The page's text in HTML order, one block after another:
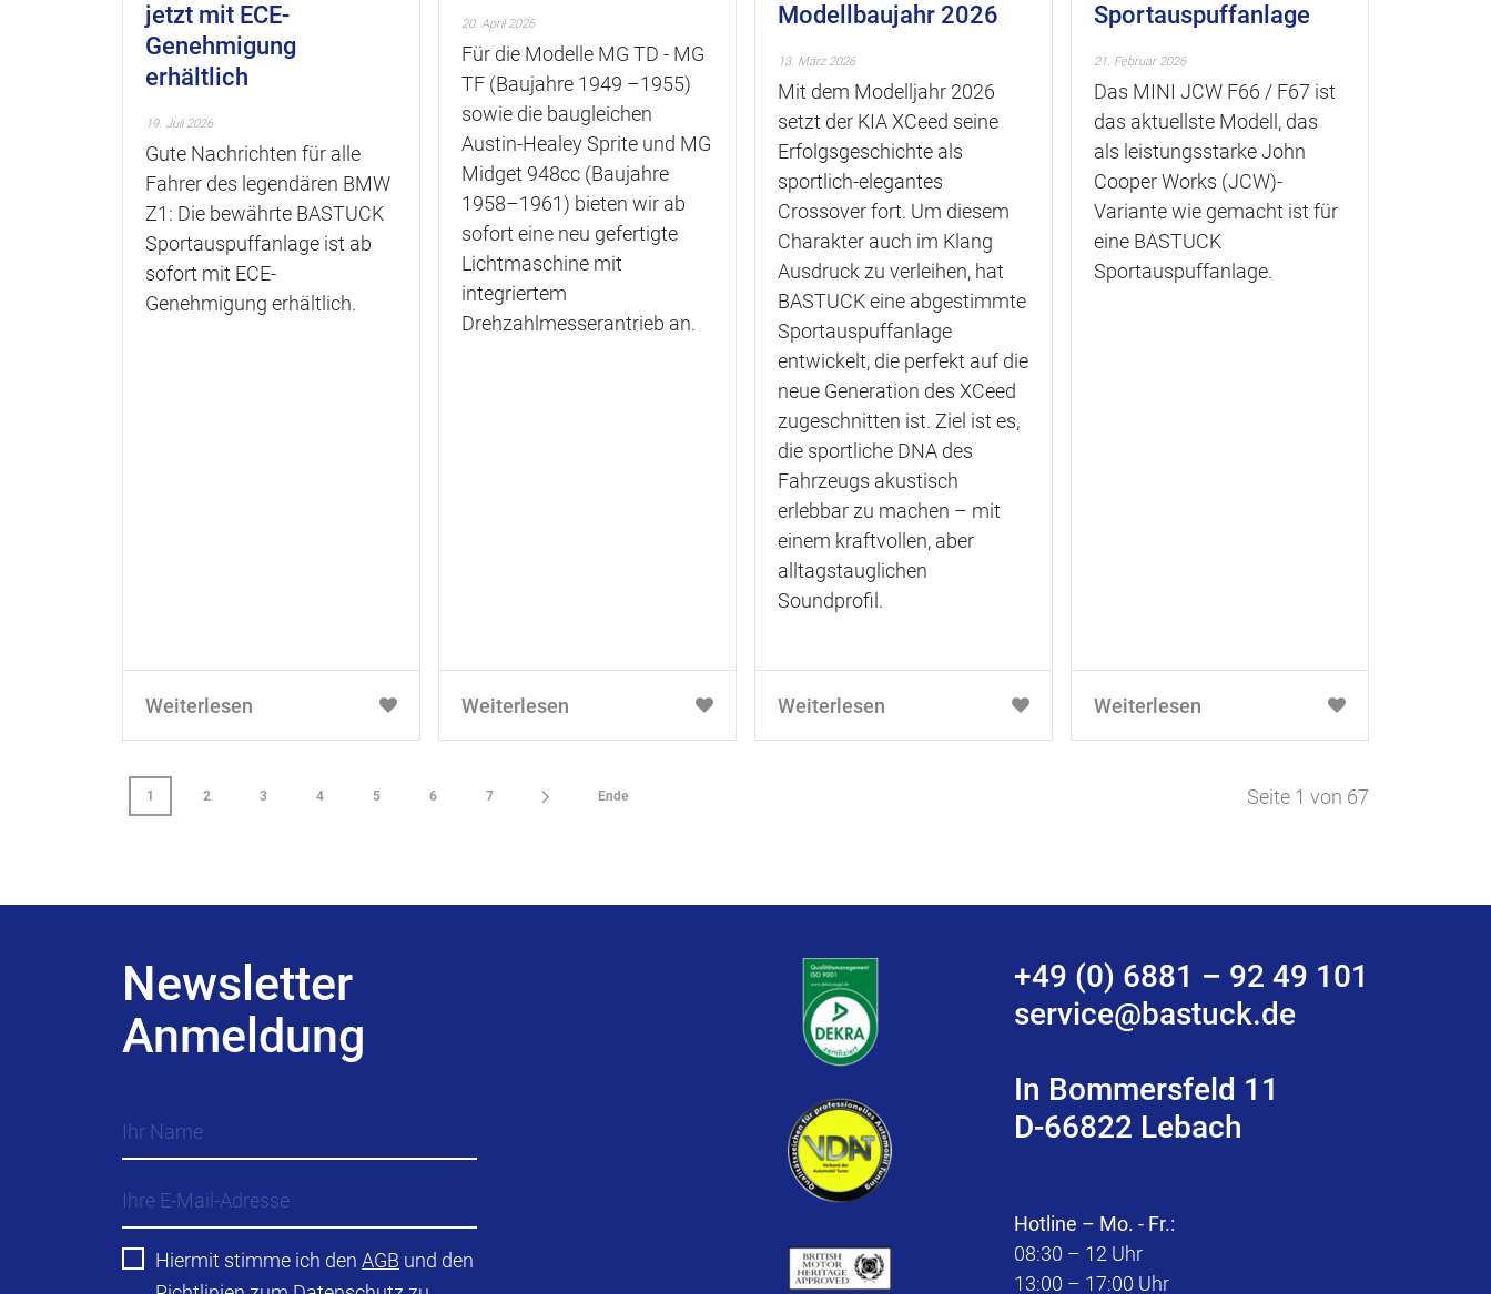
jetzt mit ECE-
Genehmigung
erhältlich
19. Juli 2026
Gute Nachrichten für alle
Fahrer des legendären BMW
Z1: Die bewährte BASTUCK
Sportauspuffanlage ist ab
sofort mit ECE-
Genehmigung erhältlich.
Weiterlesen
20. April 2026
Für die Modelle MG TD - MG
TF (Baujahre 1949 –1955)
sowie die baugleichen
Austin-Healey Sprite und MG
Midget 948cc (Baujahre
1958–1961) bieten wir ab
sofort eine neu gefertigte
Lichtmaschine mit
integriertem
Drehzahlmesserantrieb an.
Weiterlesen
Modellbaujahr 2026
13. März 2026
Mit dem Modelljahr 2026
setzt der KIA XCeed seine
Erfolgsgeschichte als
sportlich-elegantes
Crossover fort. Um diesem
Charakter auch im Klang
Ausdruck zu verleihen, hat
BASTUCK eine abgestimmte
Sportauspuffanlage
entwickelt, die perfekt auf die
neue Generation des XCeed
zugeschnitten ist. Ziel ist es,
die sportliche DNA des
Fahrzeugs akustisch
erlebbar zu machen – mit
einem kraftvollen, aber
alltagstauglichen
Soundprofil.
Weiterlesen
Sportauspuffanlage
21. Februar 2026
Das MINI JCW F66 / F67 ist
das aktuellste Modell, das
als leistungsstarke John
Cooper Works (JCW)-
Variante wie gemacht ist für
eine BASTUCK
Sportauspuffanlage.
Weiterlesen
1 2 3 4 5 6 7 Ende Seite 1 von 67
Newsletter
Anmeldung
Hiermit stimme ich den AGB und den
+49 (0) 6881 – 92 49 101
service@bastuck.de
In Bommersfeld 11
D-66822 Lebach
Hotline – Mo. - Fr.:
08:30 – 12 Uhr
13:00 – 17:00 Uhr